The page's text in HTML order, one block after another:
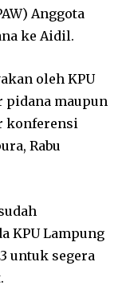
Anggota
ke Aidil.
oleh KPU
pidana maupun
konferensi
Rabu
KPU Lampung
untuk segera